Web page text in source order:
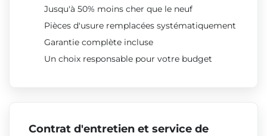
Jusqu'à 50% moins cher que le neuf
Pièces d'usure remplacées systématiquement
Garantie complète incluse
Un choix responsable pour votre budget
Contrat d'entretien et service de